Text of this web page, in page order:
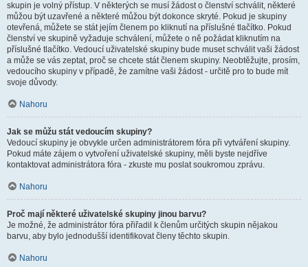
skupin je volný přístup. V některých se musí žádost o členství schválit, některé
můžou být uzavřené a některé můžou být dokonce skryté. Pokud je skupiny
otevřená, můžete se stát jejím členem po kliknutí na příslušné tlačítko. Pokud
členství ve skupině vyžaduje schválení, můžete o ně požádat kliknutím na
příslušné tlačítko. Vedoucí uživatelské skupiny bude muset schválit vaši žádost
a může se vás zeptat, proč se chcete stát členem skupiny. Neobtěžujte, prosím,
vedoucího skupiny v případě, že zamítne vaši žádost - určitě pro to bude mít
svoje důvody.
Nahoru
Jak se můžu stát vedoucím skupiny?
Vedoucí skupiny je obvykle určen administrátorem fóra při vytváření skupiny.
Pokud máte zájem o vytvoření uživatelské skupiny, měli byste nejdříve
kontaktovat administrátora fóra - zkuste mu poslat soukromou zprávu.
Nahoru
Proč mají některé uživatelské skupiny jinou barvu?
Je možné, že administrátor fóra přiřadil k členům určitých skupin nějakou
barvu, aby bylo jednodušší identifikovat členy těchto skupin.
Nahoru